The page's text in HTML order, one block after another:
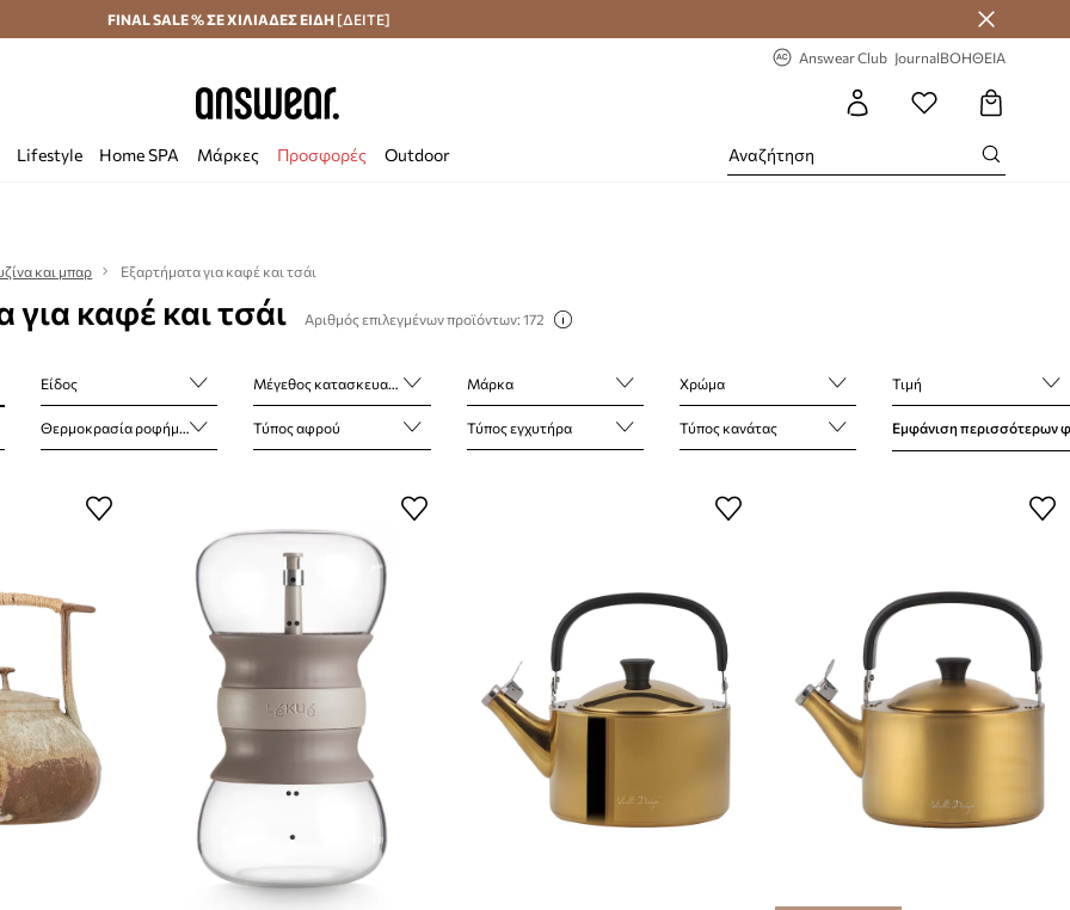
Αποστολή σε 24 ώρες Εξοικονομήστε με το Answear Club
FINAL SALE % ΣΕ ΧΙΛΙΑΔΕΣ ΕΙΔΗ [ΔΕΙΤΕ]
Answear Club JournalΒΟΗΘΕΙΑ
Lifestyle Home SPA Μάρκες Προσφορές Outdoor
και μπαρ Εξαρτήματα για καφέ και τσάι
για καφέ και τσάι Αριθμός επιλεγμένων προϊόντων: 172
Είδος Μέγεθος κατασκευαστή Μάρκα Χρώμα Τιμή
Θερμοκρασία ροφήματος Τύπος αφρού Τύπος εγχυτήρα Τύπος κανάτας Εμφάνιση περισσότερων